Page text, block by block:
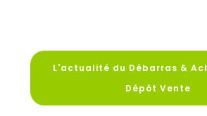
L'actualité du Débarras &
Dépôt Vente